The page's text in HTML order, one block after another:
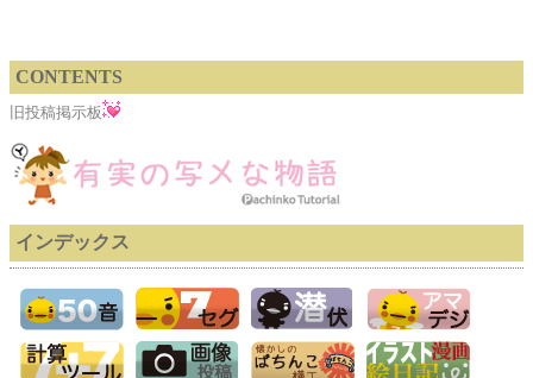
CONTENTS
旧投稿掲示板
インデックス